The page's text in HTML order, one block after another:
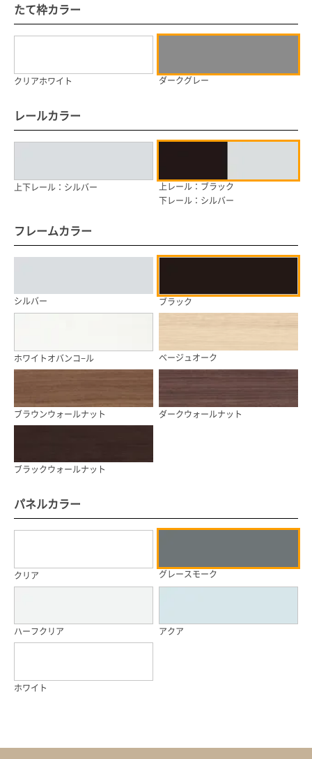
たて枠カラー
クリアホワイト ダークグレー
レールカラー
上下レール：シルバー
上レール：ブラック
下レール：シルバー
フレームカラー
シルバー ブラック
ホワイトオバンコ−ル ベージュオーク
ブラウンウォールナット ダークウォールナット
ブラックウォールナット
パネルカラー
クリア グレースモーク
ハーフクリア アクア
ホワイト